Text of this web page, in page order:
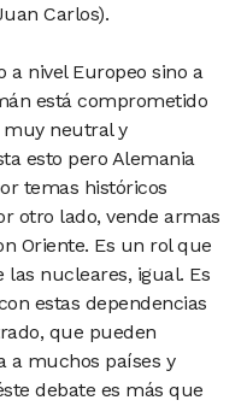
Carlos).
a nivel Europeo sino a
está comprometido
muy neutral y
esto pero Alemania
temas históricos
otro lado, vende armas
Oriente. Es un rol que
las nucleares, igual. Es
estas dependencias
que pueden
a muchos países y
debate es más que